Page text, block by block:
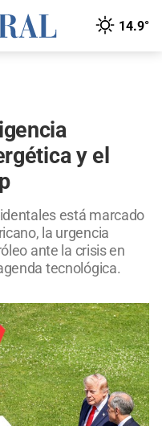
14.9°
y el
está marcado
la urgencia
ante la crisis en
tecnológica.